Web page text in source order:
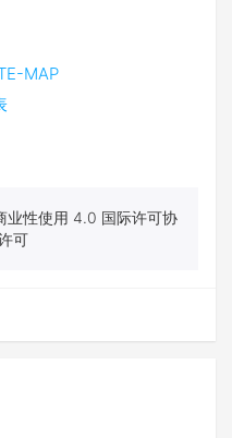
MAP
业性使用 4.0 国际许可协
可